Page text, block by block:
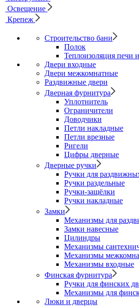
Освещение
Крепеж
Строительство бани
Полок
Теплоизоляция печи
Двери входные
Двери межкомнатные
Раздвижные двери
Дверная фурнитура
Уплотнитель
Ограничители
Доводчики
Петли накладные
Петли врезные
Ригели
Цифры дверные
Дверные ручки
Ручки для
Ручки раздельные
Ручки-защёлки
Ручки накладные
Замки
Механизмы для
Замки навесные
Цилиндры
Механизмы
Механизмы
Механизмы входные
Финская фурнитура
Ручки для финских
Механизмы для
Люки и дверцы